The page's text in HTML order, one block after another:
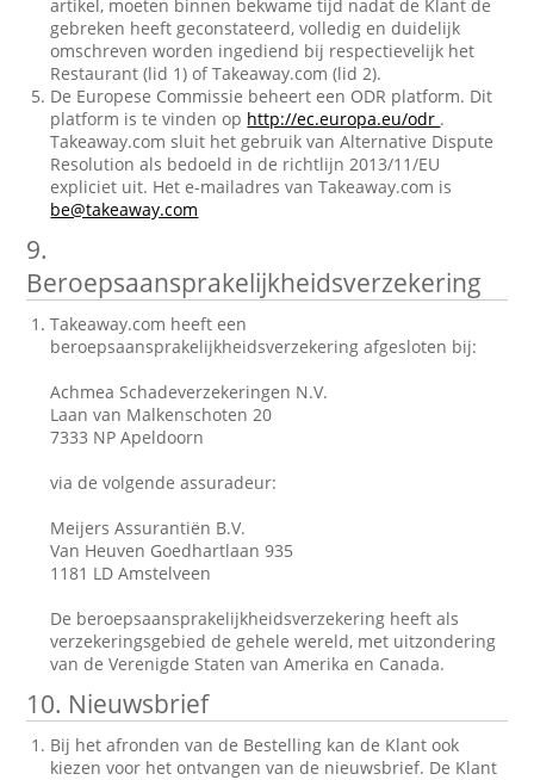
artikel, moeten binnen bekwame tijd nadat de Klant de
gebreken heeft geconstateerd, volledig en duidelijk
omschreven worden ingediend bij respectievelijk het
Restaurant (lid 1) of Takeaway.com (lid 2).
De Europese Commissie beheert een ODR platform. Dit
platform is te vinden op http://ec.europa.eu/odr .
Takeaway.com sluit het gebruik van Alternative Dispute
Resolution als bedoeld in de richtlijn 2013/11/EU
expliciet uit. Het e-mailadres van Takeaway.com is
be@takeaway.com
9.
Beroepsaansprakelijkheidsverzekering
Takeaway.com heeft een
beroepsaansprakelijkheidsverzekering afgesloten bij:
Achmea Schadeverzekeringen N.V.
Laan van Malkenschoten 20
7333 NP Apeldoorn
via de volgende assuradeur:
Meijers Assurantiën B.V.
Van Heuven Goedhartlaan 935
1181 LD Amstelveen
De beroepsaansprakelijkheidsverzekering heeft als
verzekeringsgebied de gehele wereld, met uitzondering
van de Verenigde Staten van Amerika en Canada.
10. Nieuwsbrief
Bij het afronden van de Bestelling kan de Klant ook
kiezen voor het ontvangen van de nieuwsbrief. De Klant